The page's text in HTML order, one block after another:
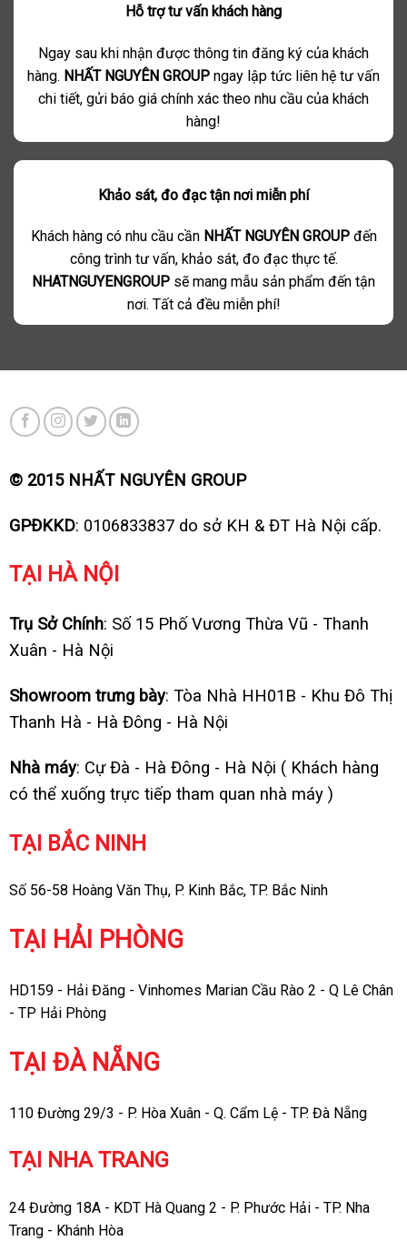
Hỗ trợ tư vấn khách hàng
Ngay sau khi nhận được thông tin đăng ký của khách
hàng. NHẤT NGUYÊN GROUP ngay lập tức liên hệ tư vấn
chi tiết, gửi báo giá chính xác theo nhu cầu của khách
hàng!
Khảo sát, đo đạc tận nơi miễn phí
Khách hàng có nhu cầu cần NHẤT NGUYÊN GROUP đến
công trình tư vấn, khảo sát, đo đạc thực tế.
NHATNGUYENGROUP sẽ mang mẫu sản phẩm đến tận
nơi. Tất cả đều miễn phí!
© 2015 NHẤT NGUYÊN GROUP
GPĐKKD: 0106833837 do sở KH & ĐT Hà Nội cấp.
TẠI HÀ NỘI
Trụ Sở Chính: Số 15 Phố Vương Thừa Vũ - Thanh
Xuân - Hà Nội
Showroom trưng bày: Tòa Nhà HH01B - Khu Đô Thị
Thanh Hà - Hà Đông - Hà Nội
Nhà máy: Cự Đà - Hà Đông - Hà Nội ( Khách hàng
có thể xuống trực tiếp tham quan nhà máy )
TẠI BẮC NINH
Số 56-58 Hoàng Văn Thụ, P. Kinh Bắc, TP. Bắc Ninh
TẠI HẢI PHÒNG
HD159 - Hải Đăng - Vinhomes Marian Cầu Rào 2 - Q Lê Chân
- TP Hải Phòng
TẠI ĐÀ NẴNG
110 Đường 29/3 - P. Hòa Xuân - Q. Cẩm Lệ - TP. Đà Nẵng
TẠI NHA TRANG
24 Đường 18A - KDT Hà Quang 2 - P. Phước Hải - TP. Nha
Trang - Khánh Hòa